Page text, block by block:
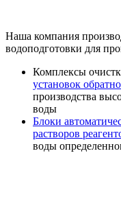
Наша компания
водоподготовки для
Комплексы
установок
производства
воды
Блоки
растворов
воды